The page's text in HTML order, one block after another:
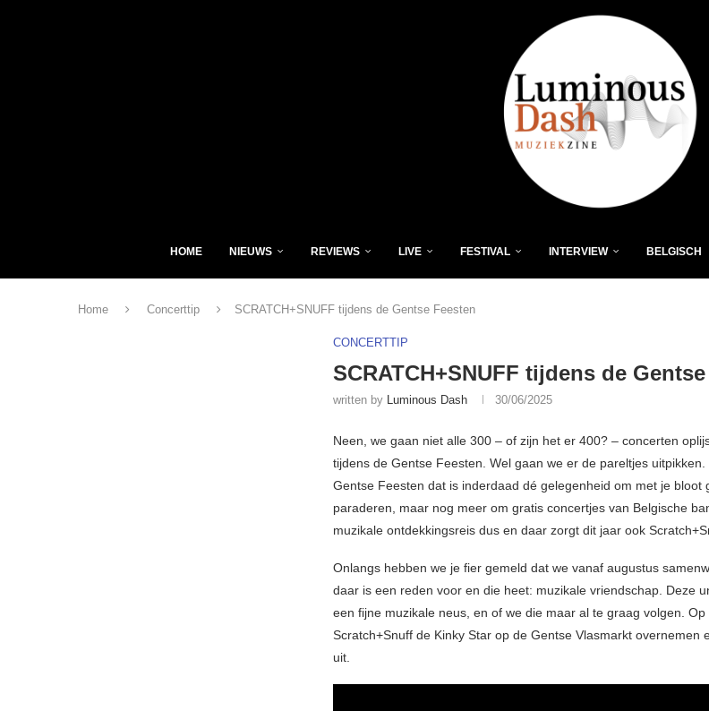
HOME NIEUWS REVIEWS LIVE FESTIVAL INTERVIEW BELGISCH
Home Concerttip SCRATCH+SNUFF tijdens de Gentse Feesten
CONCERTTIP
SCRATCH+SNUFF tijdens de
written by Luminous Dash 30/06/2025
Neen, we gaan niet alle 300 – of zijn het er 400? – concerten
tijdens de Gentse Feesten. Wel gaan we er de pareltjes
Gentse Feesten dat is inderdaad dé gelegenheid om met je bloot
paraderen, maar nog meer om gratis concertjes van Belgische
muzikale ontdekkingsreis dus en daar zorgt dit jaar ook
Onlangs hebben we je fier gemeld dat we vanaf augustus
daar is een reden voor en die heet: muzikale vriendschap. Deze
een fijne muzikale neus, en of we die maar al te graag volgen.
Scratch+Snuff de Kinky Star op de Gentse Vlasmarkt overnemen
uit.